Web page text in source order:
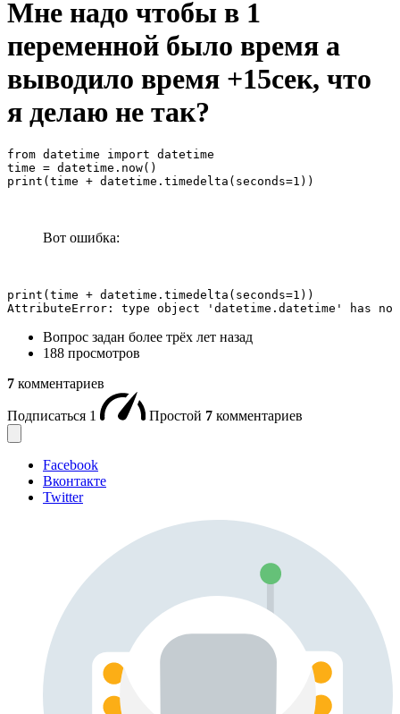
Мне надо чтобы в 1
переменной было время а
выводило время +15сек, что
я делаю не так?
from datetime import datetime
time = datetime.now()
print(time + datetime.timedelta(seconds=1))
Вот ошибка:
print(time + datetime.timedelta(seconds=1))
AttributeError: type object 'datetime.datetime' has
Вопрос задан более трёх лет назад
188 просмотров
7 комментариев
Подписаться 1 Простой 7 комментариев
Facebook
Вконтакте
Twitter